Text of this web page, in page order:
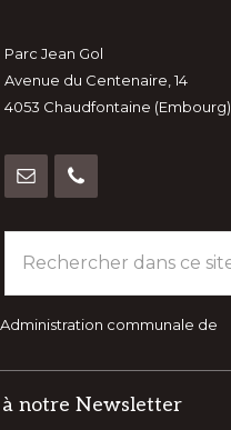
Footer
Parc Jean Gol
Avenue du Centenaire, 14
4053 Chaudfontaine (Embourg)
dans
ce
site
communale de
à notre Newsletter